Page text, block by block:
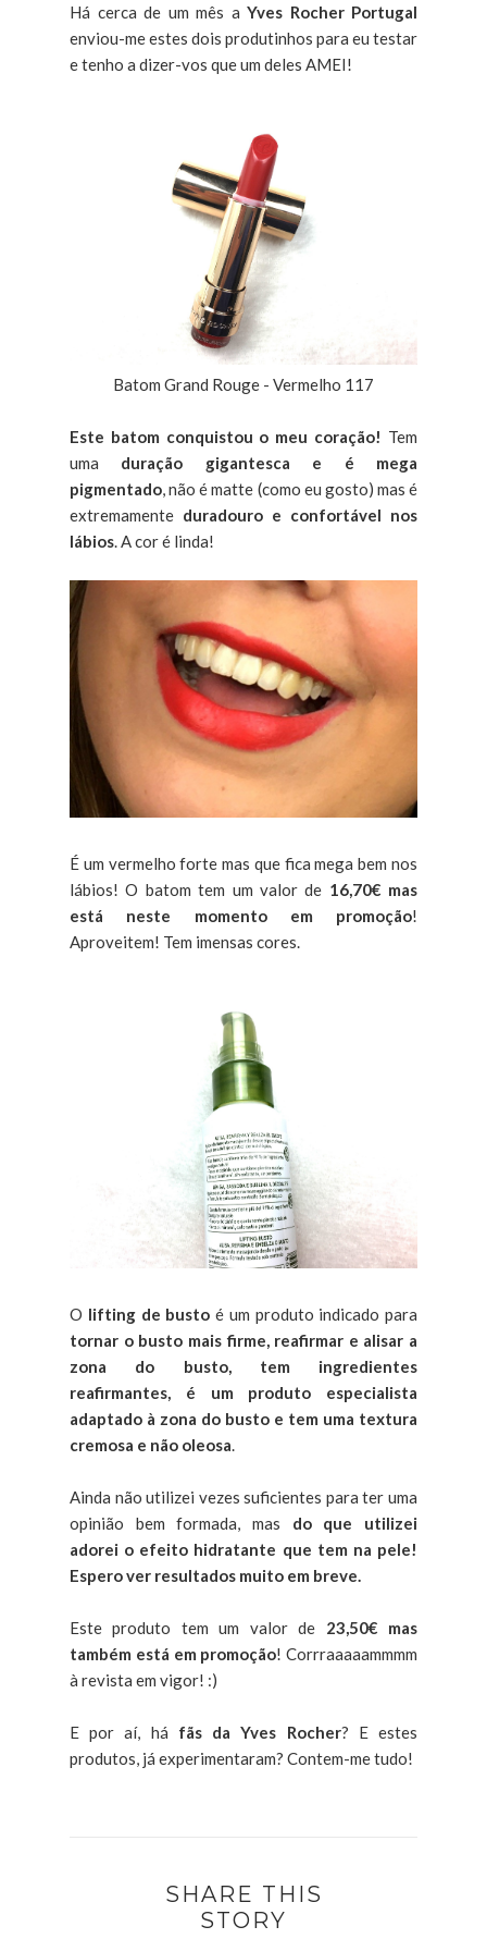
Há cerca de um mês a Yves Rocher Portugal
enviou-me estes dois produtinhos para eu testar
e tenho a dizer-vos que um deles AMEI!
Batom Grand Rouge - Vermelho 117
Este batom conquistou o meu coração! Tem
uma duração gigantesca e é mega
pigmentado, não é matte (como eu gosto) mas é
extremamente duradouro e confortável nos
lábios. A cor é linda!
É um vermelho forte mas que fica mega bem nos
lábios! O batom tem um valor de 16,70€ mas
está neste momento em promoção!
Aproveitem! Tem imensas cores.
O lifting de busto é um produto indicado para
tornar o busto mais firme, reafirmar e alisar a
zona do busto, tem ingredientes
reafirmantes, é um produto especialista
adaptado à zona do busto e tem uma textura
cremosa e não oleosa.
Ainda não utilizei vezes suficientes para ter uma
opinião bem formada, mas do que utilizei
adorei o efeito hidratante que tem na pele!
Espero ver resultados muito em breve.
Este produto tem um valor de 23,50€ mas
também está em promoção! Corrraaaaammmm
à revista em vigor! :)
E por aí, há fãs da Yves Rocher? E estes
produtos, já experimentaram? Contem-me tudo!
SHARE THIS
STORY